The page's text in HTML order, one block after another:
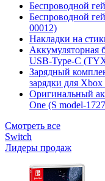
Беспроводной
Беспроводной
00012)
Накладки на
Аккумуляторная
USB-Type-C
Зарядный
зарядки для
Оригинальный
One (S model-
Смотреть все
Switch
Лидеры продаж